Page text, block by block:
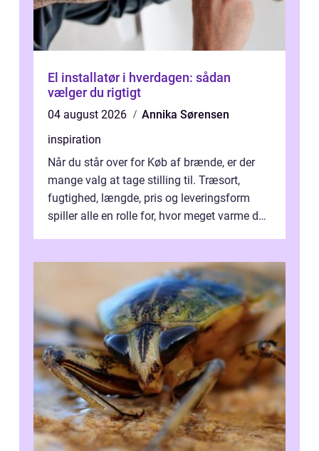
El installatør i hverdagen: sådan
vælger du rigtigt
04 august 2026
Annika Sørensen
inspiration
Når du står over for Køb af brænde, er der
mange valg at tage stilling til. Træsort,
fugtighed, længde, pris og leveringsform
spiller alle en rolle for, hvor meget varme du